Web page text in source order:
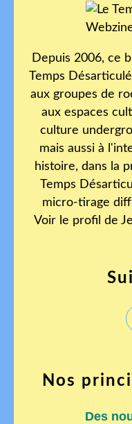
Depuis 2006, ce
Temps
aux groupes de
aux espaces
culture
mais aussi à
histoire, dans la
Temps
micro-tirage
Voir le profil de
Nos
Des